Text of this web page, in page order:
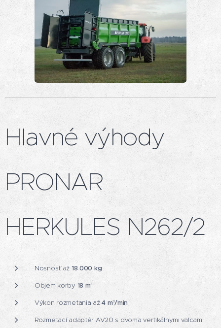
Hlavné výhody
PRONAR
HERKULES N262/2
Nosnosť až 18 000 kg
Objem korby 18 m³
Výkon rozmetania až4 m³/min
Rozmetací adaptér AV20 s dvoma vertikálnymi valcami